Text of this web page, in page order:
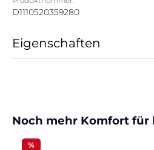
D1110520359280
Eigenschaften
Produktgalerie überspringen
Noch mehr Komfort für
%